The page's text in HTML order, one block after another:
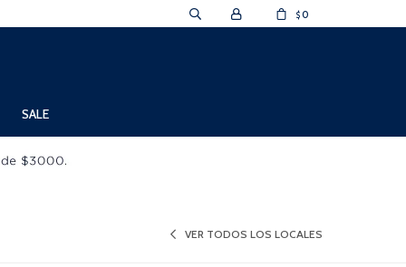
SALE
$ 0
VER TODOS LOS LOCALES